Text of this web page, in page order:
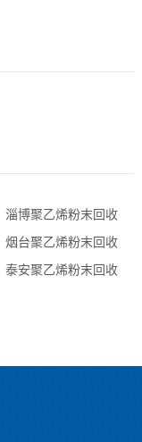
淄博聚乙烯粉末回收
烟台聚乙烯粉末回收
泰安聚乙烯粉末回收